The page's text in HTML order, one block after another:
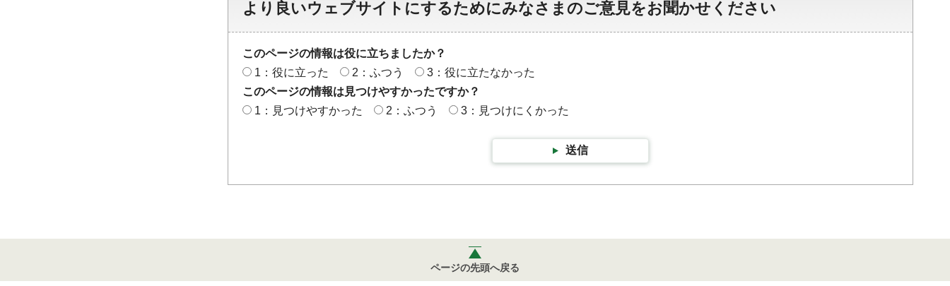
より良いウェブサイトにするためにみなさまのご意見をお聞かせください
このページの情報は役に立ちましたか？
1：役に立った
2：ふつう
3：役に立たなかった
このページの情報は見つけやすかったですか？
1：見つけやすかった
2：ふつう 3：見つけにくかった
送信
ページの先頭へ戻る